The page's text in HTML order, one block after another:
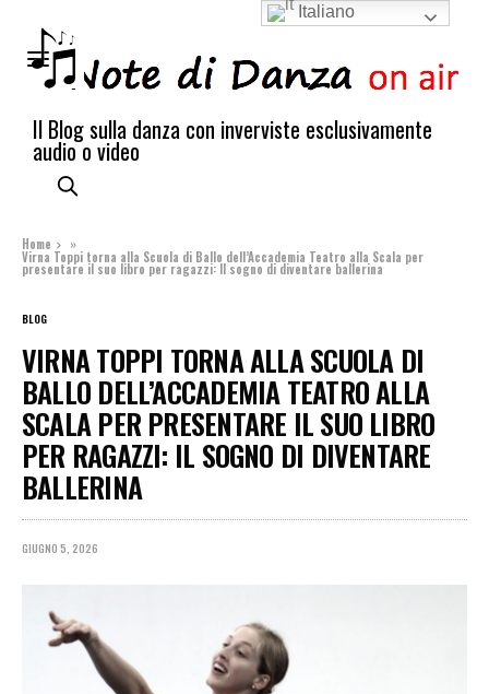
Il Blog sulla danza con inverviste esclusivamente
audio o video
Home »
Virna Toppi torna alla Scuola di Ballo dell’Accademia Teatro alla Scala per
presentare il suo libro per ragazzi: Il sogno di diventare ballerina
BLOG
VIRNA TOPPI TORNA ALLA SCUOLA DI
BALLO DELL’ACCADEMIA TEATRO ALLA
SCALA PER PRESENTARE IL SUO LIBRO
PER RAGAZZI: IL SOGNO DI DIVENTARE
BALLERINA
GIUGNO 5, 2026
Italiano